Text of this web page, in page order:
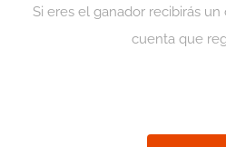
Si eres el ganador recibirás
cuenta que